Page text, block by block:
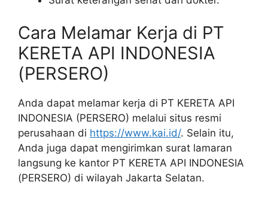
Cara Melamar Kerja di PT
KERETA API INDONESIA
(PERSERO)
Anda dapat melamar kerja di PT KERETA API
INDONESIA (PERSERO) melalui situs resmi
perusahaan di https://www.kai.id/. Selain itu,
Anda juga dapat mengirimkan surat lamaran
langsung ke kantor PT KERETA API INDONESIA
(PERSERO) di wilayah Jakarta Selatan.